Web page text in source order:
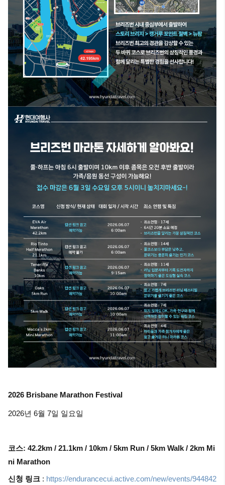
2026 Brisbane Marathon Festival
2026년 6월 7일 일요일
코스: 42.2km / 21.1km / 10km / 5km Run / 5km Walk / 2km Mi
ni Marathon
신청 링크 : https://endurancecui.active.com/new/events/944842